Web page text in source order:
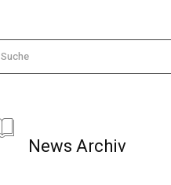
Suche
News Archiv